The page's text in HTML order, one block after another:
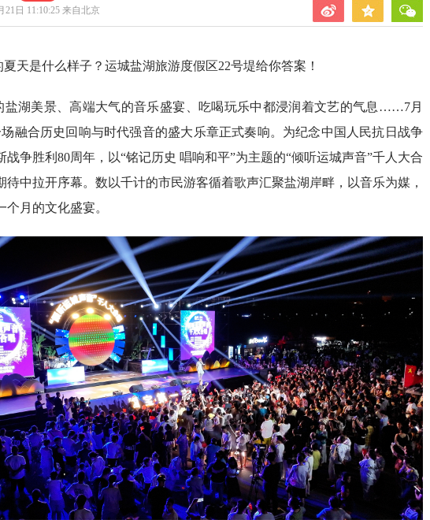
21日 11:10:25 来自北京
天是什么样子？运城盐湖旅游度假区22号堤给你答案！
盐湖美景、高端大气的音乐盛宴、吃喝玩乐中都浸润着文艺的气息……7月
场融合历史回响与时代强音的盛大乐章正式奏响。为纪念中国人民抗日战争
战争胜利80周年，以“铭记历史 唱响和平”为主题的“倾听运城声音”千人大合
待中拉开序幕。数以千计的市民游客循着歌声汇聚盐湖岸畔，以音乐为媒，
月的文化盛宴。